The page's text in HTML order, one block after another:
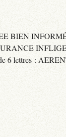
BIEN
6 lettres :